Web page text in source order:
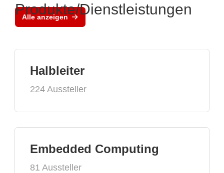
Alle anzeigen
Produkte/Dienstleistungen
Halbleiter
224 Aussteller
Embedded Computing
81 Aussteller